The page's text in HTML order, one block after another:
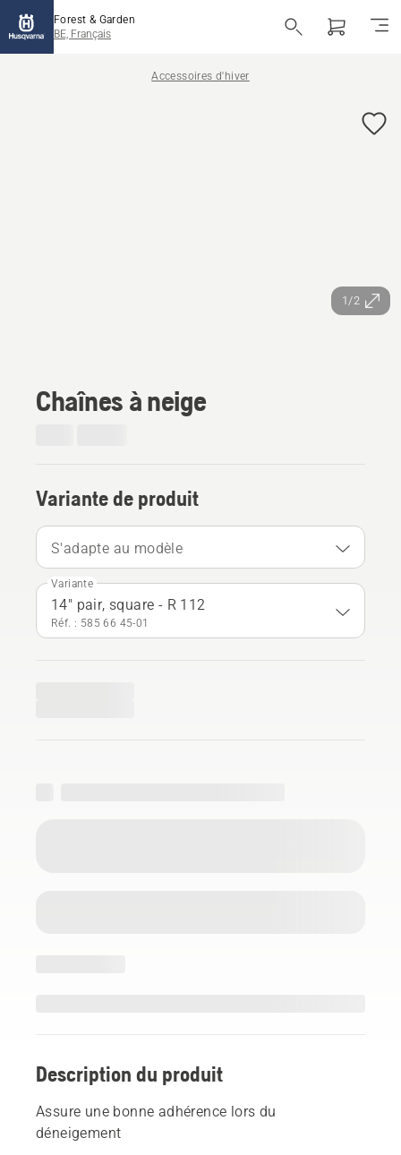
Forest & Garden
BE, Français
Accessoires d'hiver
1/2
Chaînes à neige
Variante de produit
S'adapte au modèle
Variante
14" pair, square - R 112
Réf. : 585 66 45‑01
Description du produit
Assure une bonne adhérence lors du
déneigement